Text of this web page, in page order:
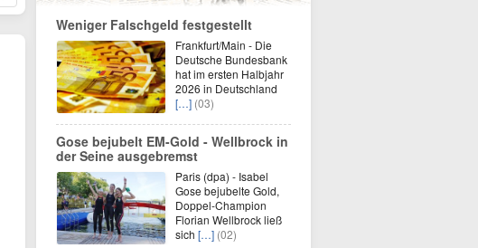
Weniger Falschgeld festgestellt
Frankfurt/Main - Die
Deutsche Bundesbank
hat im ersten Halbjahr
2026 in Deutschland
[…] (03)
Gose bejubelt EM-Gold - Wellbrock in
der Seine ausgebremst
Paris (dpa) - Isabel
Gose bejubelte Gold,
Doppel-Champion
Florian Wellbrock ließ
sich […] (02)